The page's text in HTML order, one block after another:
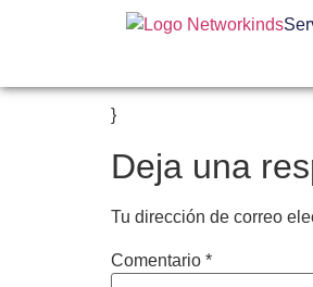
}
Deja una
Tu dirección de correo
Comentario *